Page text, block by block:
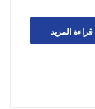
قراءة المزيد